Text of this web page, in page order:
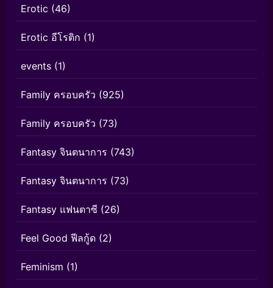
Erotic (46)
Erotic อีโรติก (1)
events (1)
Family ครอบครัว (925)
Family ครอบครัว (73)
Fantasy จินตนาการ (743)
Fantasy จินตนาการ (73)
Fantasy แฟนตาซี (26)
Feel Good ฟีลกู้ด (2)
Feminism (1)